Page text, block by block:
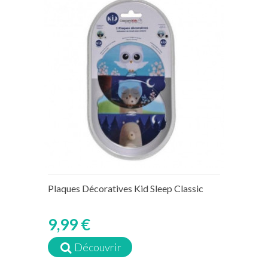
Plaques Décoratives Kid Sleep Classic
9,99 €
Découvrir